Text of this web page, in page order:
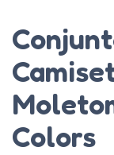
Colors